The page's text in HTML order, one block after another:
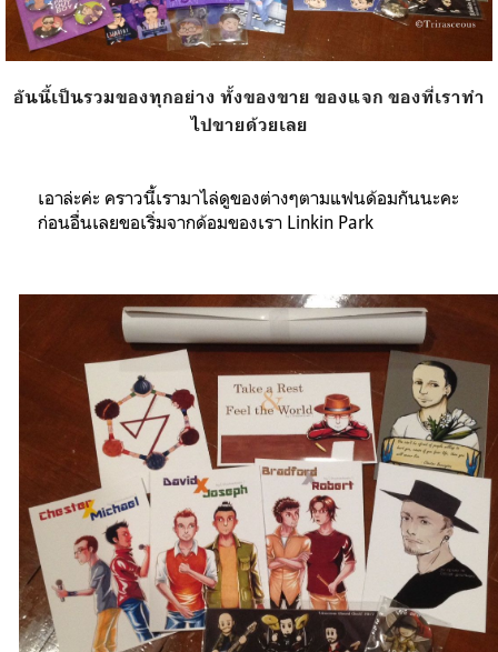
อันนี้เป็นรวมของทุกอย่าง ทั้งของขาย ของแจก ของที่เราทำ
ไปขายด้วยเลย
เอาล่ะค่ะ คราวนี้เรามาไล่ดูของต่างๆตามแฟนด้อมกันนะคะ
ก่อนอื่นเลยขอเริ่มจากด้อมของเรา Linkin Park